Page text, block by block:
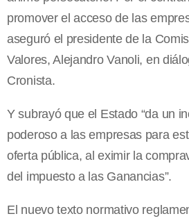
promover el acceso de las
aseguró el presidente de la
Valores, Alejandro Vanoli, en
Cronista.
Y subrayó que el Estado “da un
poderoso a las empresas para
oferta pública, al eximir la
del impuesto a las Ganancias”.
El nuevo texto normativo